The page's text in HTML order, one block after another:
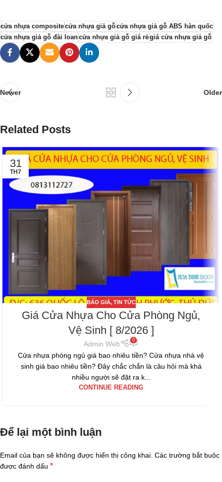
cửa nhựa compositecửa nhựa giả gỗcửa nhựa giả gỗ ABS hàn quốc
cửa nhựa giả gỗ đài loancửa nhựa giả gỗ giá rẻgiá cửa nhựa giả gỗ
Newer Older
Related Posts
31
TH7
BÁO GIÁ, TIN TỨC
Giá Cửa Nhựa Cho Cửa Phòng Ngủ,
Vệ Sinh [ 8/2026 ]
Admin Web 0
Cửa nhựa phòng ngủ giá bao nhiêu tiền? Cửa nhựa nhà vệ
sinh giá bao nhiêu tiền? Đây chắc chắn là câu hỏi mà khá
nhiều người sẽ đặt ra k...
CONTINUE READING
Để lại một bình luận
Email của bạn sẽ không được hiển thị công khai. Các trường bắt buộc
được đánh dấu *